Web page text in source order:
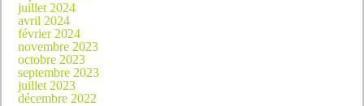
juillet 2024
avril 2024
février 2024
novembre 2023
octobre 2023
septembre 2023
juillet 2023
décembre 2022